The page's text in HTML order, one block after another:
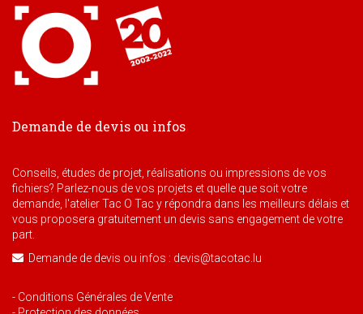
Demande de devis ou infos
Conseils, études de projet, réalisations ou impressions de vos
fichiers? Parlez-nous de vos projets et quelle que soit votre
demande, l'atelier Tac O Tac y répondra dans les meilleurs délais et
vous proposera gratuitement un devis sans engagement de votre
part.
Demande de devis ou infos : devis@tacotac.lu
- Conditions Générales de Vente